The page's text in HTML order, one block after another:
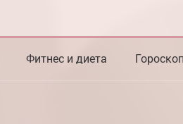
Фитнес и диета Гороскоп